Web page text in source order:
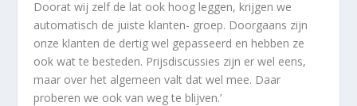
Doorat wij zelf de lat ook hoog leggen, krijgen we
automatisch de juiste klanten- groep. Doorgaans zijn
onze klanten de dertig wel gepasseerd en hebben ze
ook wat te besteden. Prijsdiscussies zijn er wel eens,
maar over het algemeen valt dat wel mee. Daar
proberen we ook van weg te blijven.’